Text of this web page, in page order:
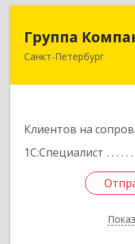
Группа
Санкт-Петербург
Клиентов на
1С:Специалист
Группа
195112, Санкт-